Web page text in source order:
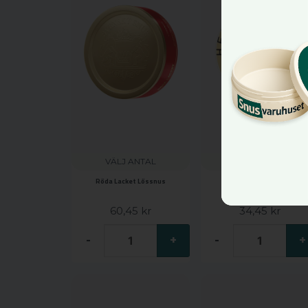
VÄLJ ANTAL
Röda Lacket Lössnus
60,45 kr
- +
34,45 kr
- +